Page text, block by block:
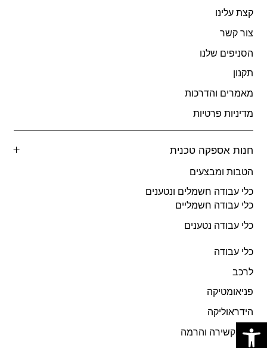
קצת עלינו
צור קשר
הסניפים שלנו
תקנון
מאמרים והדרכות
מדיניות פרטיות
חנות אספקה טכנית
הטבות ומבצעים
כלי עבודה חשמלים ונטענים
כלי עבודה חשמליים
כלי עבודה נטענים
כלי עבודה
לרכב
פניאומטיקה
הידראוליקה
ציוד קשירה והרמה
פתח סרגל נגישות